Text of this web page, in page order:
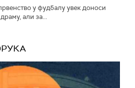
у фудбалу увек доноси
али за...